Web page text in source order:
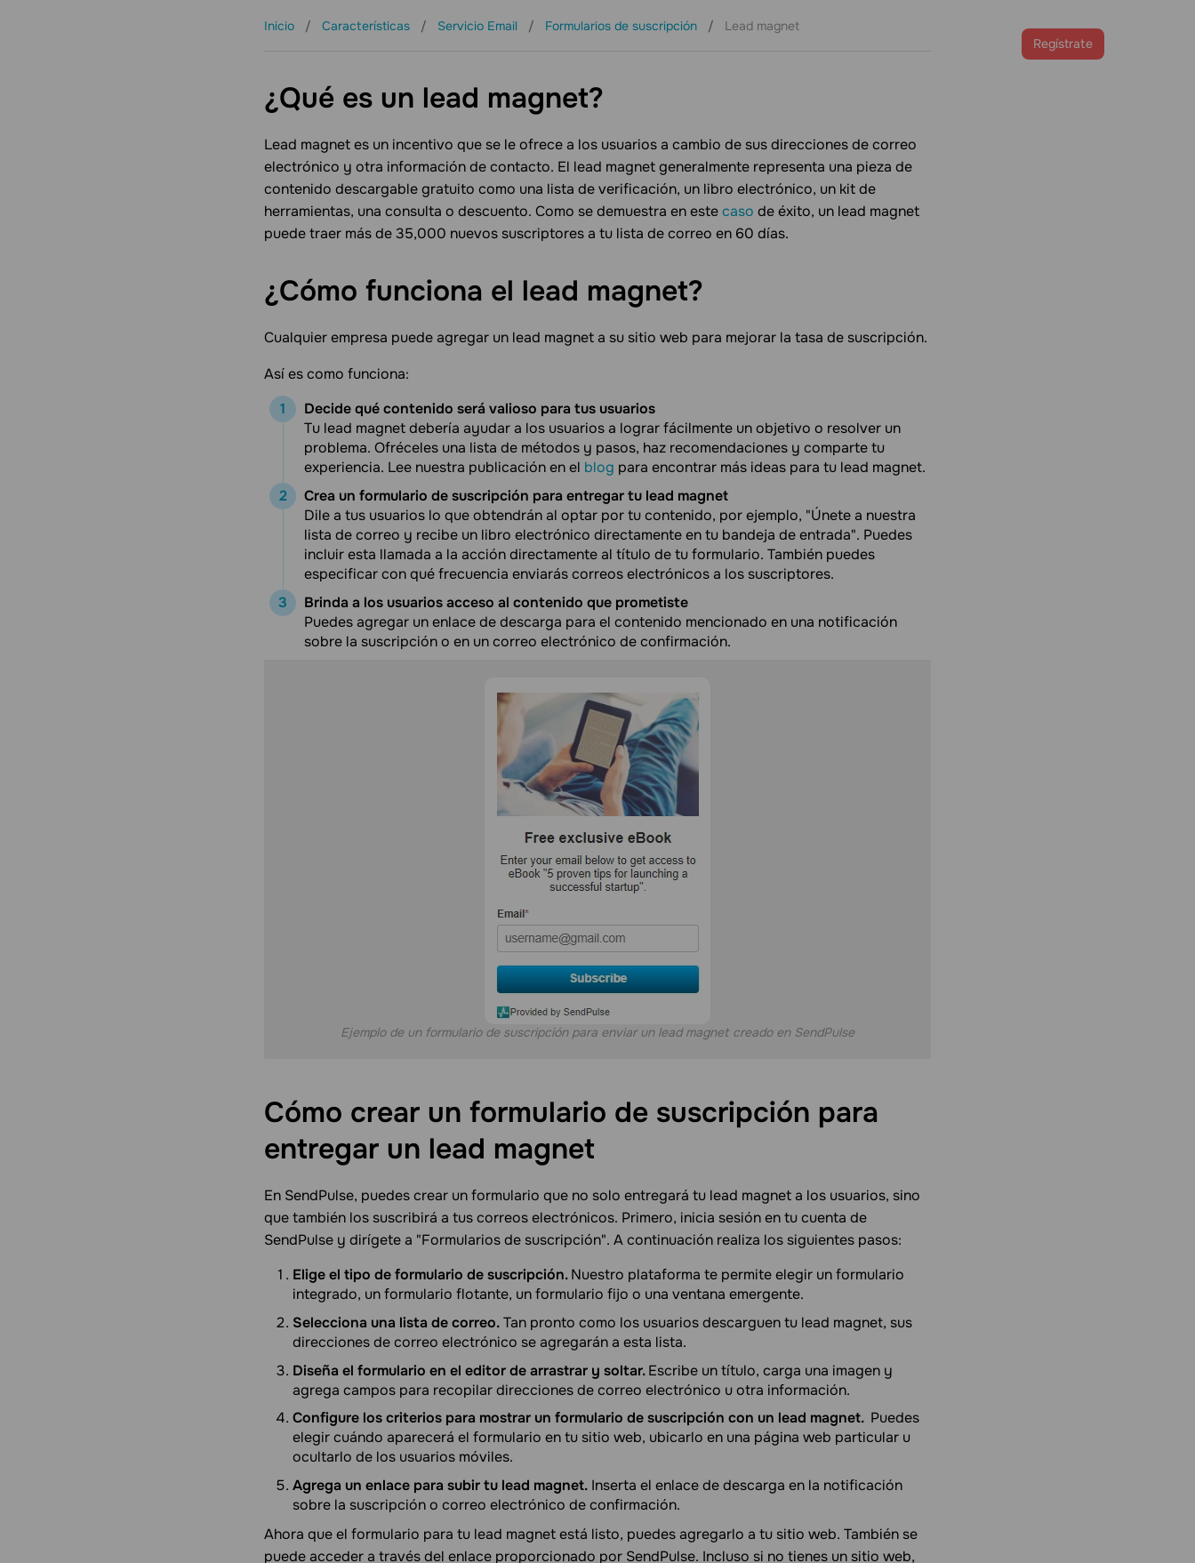
Regístrate
Inicio Características Servicio Email Formularios de suscripción Lead magnet
¿Qué es un lead magnet?
Lead magnet es un incentivo que se le ofrece a los usuarios a cambio de sus direcciones de correo
electrónico y otra información de contacto. El lead magnet generalmente representa una pieza de
contenido descargable gratuito como una lista de verificación, un libro electrónico, un kit de
herramientas, una consulta o descuento. Como se demuestra en estecaso de éxito, un lead magnet
puede traer más de 35,000 nuevos suscriptores a tu lista de correo en 60 días.
¿Cómo funciona el lead magnet?
Cualquier empresa puede agregar un lead magnet a su sitio web para mejorar la tasa de suscripción.
Así es como funciona:
Decide qué contenido será valioso para tus usuarios
Tu lead magnet debería ayudar a los usuarios a lograr fácilmente un objetivo o resolver un
problema. Ofréceles una lista de métodos y pasos, haz recomendaciones y comparte tu
experiencia. Lee nuestra publicación en el blog para encontrar más ideas para tu lead magnet.
Crea un formulario de suscripción para entregar tu lead magnet
Dile a tus usuarios lo que obtendrán al optar por tu contenido, por ejemplo, "Únete a nuestra
lista de correo y recibe un libro electrónico directamente en tu bandeja de entrada". Puedes
incluir esta llamada a la acción directamente al título de tu formulario. También puedes
especificar con qué frecuencia enviarás correos electrónicos a los suscriptores.
Brinda a los usuarios acceso al contenido que prometiste
Puedes agregar un enlace de descarga para el contenido mencionado en una notificación
sobre la suscripción o en un correo electrónico de confirmación.
Ejemplo de un formulario de suscripción para enviar un lead magnet creado en SendPulse
Cómo crear un formulario de suscripción para
entregar un lead magnet
En SendPulse, puedes crear un formulario que no solo entregará tu lead magnet a los usuarios, sino
que también los suscribirá a tus correos electrónicos. Primero, inicia sesión en tu cuenta de
SendPulse y dirígete a "Formularios de suscripción". A continuación realiza los siguientes pasos:
Elige el tipo de formulario de suscripción.Nuestro plataforma te permite elegir un formulario
integrado, un formulario flotante, un formulario fijo o una ventana emergente.
Selecciona una lista de correo.Tan pronto como los usuarios descarguen tu lead magnet, sus
direcciones de correo electrónico se agregarán a esta lista.
Diseña el formulario en el editor de arrastrar y soltar.Escribe un título, carga una imagen y
agrega campos para recopilar direcciones de correo electrónico u otra información.
Configure los criterios para mostrar un formulario de suscripción con un lead magnet. Puedes
elegir cuándo aparecerá el formulario en tu sitio web, ubicarlo en una página web particular u
ocultarlo de los usuarios móviles.
Agrega un enlace para subir tu lead magnet. Inserta el enlace de descarga en la notificación
sobre la suscripción o correo electrónico de confirmación.
Ahora que el formulario para tu lead magnet está listo, puedes agregarlo a tu sitio web. También se
puede acceder a través del enlace proporcionado por SendPulse. Incluso si no tienes un sitio web,